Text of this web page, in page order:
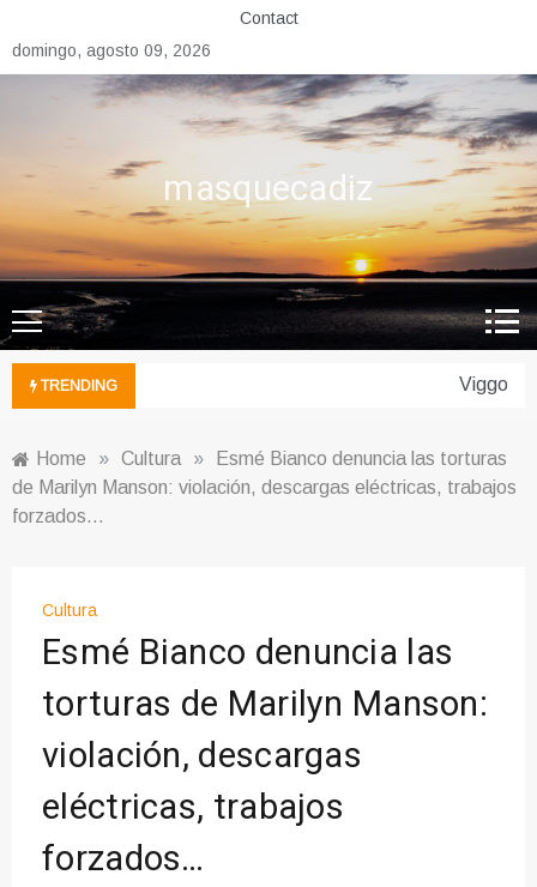
content
Contact
domingo, agosto 09, 2026
masquecadiz
TRENDING Viggo
Home » Cultura »
Esmé Bianco denuncia las torturas
de Marilyn Manson: violación, descargas eléctricas, trabajos
forzados…
Cultura
Esmé Bianco denuncia las
torturas de Marilyn Manson:
violación, descargas
eléctricas, trabajos
forzados…